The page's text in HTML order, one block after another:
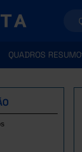
QUADROS RESUMO